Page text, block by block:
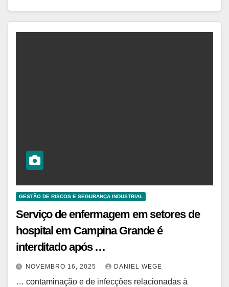
GESTÃO DE RISCOS E SEGURANÇA INDUSTRIAL
Serviço de enfermagem em setores de
hospital em Campina Grande é
interditado após …
NOVEMBRO 16, 2025 DANIEL WEGE
… contaminação e de infecções relacionadas à